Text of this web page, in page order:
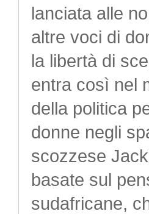
lanciata alle
altre voci di
la libertà di
entra così nel
della politica
donne negli
scozzese
basate sul
sudafricane,